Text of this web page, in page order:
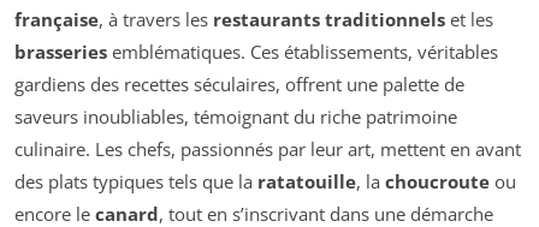
française, à travers les restaurants traditionnels et les
brasseries emblématiques. Ces établissements, véritables
gardiens des recettes séculaires, offrent une palette de
saveurs inoubliables, témoignant du riche patrimoine
culinaire. Les chefs, passionnés par leur art, mettent en avant
des plats typiques tels que la ratatouille, la choucroute ou
encore le canard, tout en s’inscrivant dans une démarche